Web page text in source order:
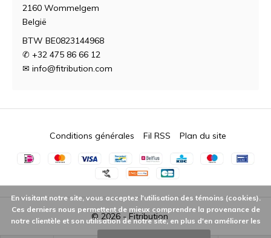
2160 Wommelgem
België
BTW BE0823144968
✆ +32 475 86 66 12
✉ info@fitribution.com
© 2026 - Fitribution
Conditions générales Fil RSS Plan du site
En visitant notre site, vous acceptez l'utilisation des témoins (cookies).
Ces derniers nous permettent de mieux comprendre la provenance de
notre clientèle et son utilisation de notre site, en plus d'en améliorer les